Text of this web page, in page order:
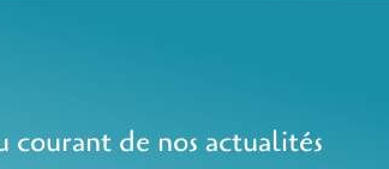
courant de nos actualités